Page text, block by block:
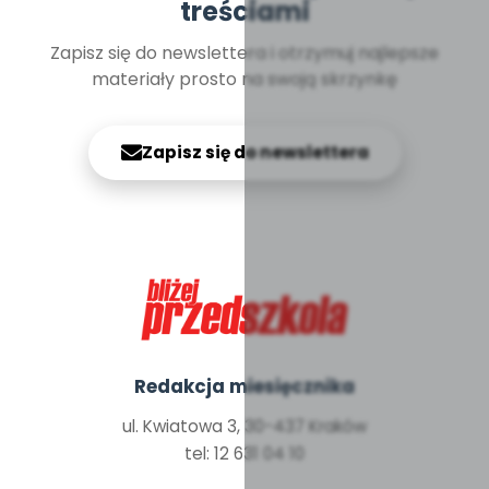
treściami
Zapisz się do newslettera i otrzymuj najlepsze
materiały prosto na swoją skrzynkę
Zapisz się do newslettera
Redakcja miesięcznika
ul. Kwiatowa 3, 30-437 Kraków
tel: 12 631 04 10